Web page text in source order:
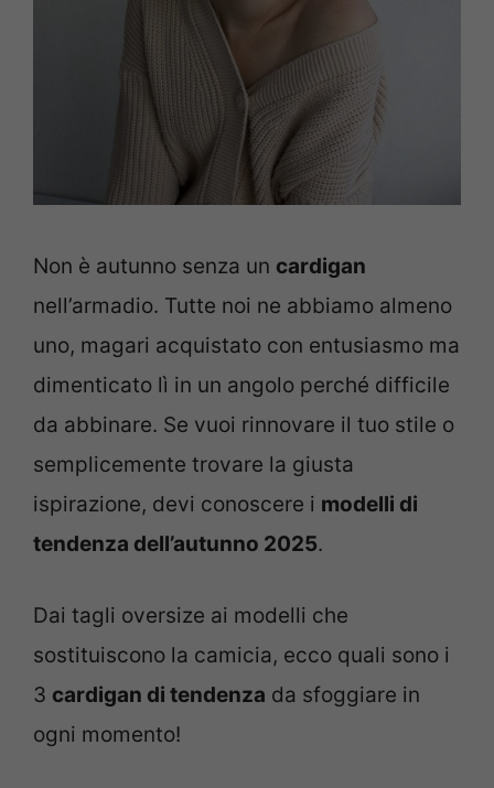
Non è autunno senza un cardigan
nell’armadio. Tutte noi ne abbiamo almeno
uno, magari acquistato con entusiasmo ma
dimenticato lì in un angolo perché difficile
da abbinare. Se vuoi rinnovare il tuo stile o
semplicemente trovare la giusta
ispirazione, devi conoscere i modelli di
tendenza dell’autunno 2025.
Dai tagli oversize ai modelli che
sostituiscono la camicia, ecco quali sono i
3 cardigan di tendenza da sfoggiare in
ogni momento!